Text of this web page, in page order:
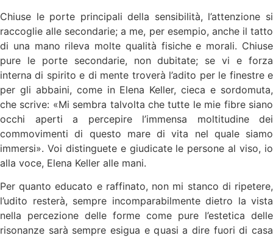
Chiuse le porte principali della sensibilità, l’attenzione si
raccoglie alle secondarie; a me, per esempio, anche il tatto
di una mano rileva molte qualità fisiche e morali. Chiuse
pure le porte secondarie, non dubitate; se vi e forza
interna di spirito e di mente troverà l’adito per le finestre e
per gli abbaini, come in Elena Keller, cieca e sordomuta,
che scrive: «Mi sembra talvolta che tutte le mie fibre siano
occhi aperti a percepire l’immensa moltitudine dei
commovimenti di questo mare di vita nel quale siamo
immersi». Voi distinguete e giudicate le persone al viso, io
alla voce, Elena Keller alle mani.
Per quanto educato e raffinato, non mi stanco di ripetere,
l’udito resterà, sempre incomparabilmente dietro la vista
nella percezione delle forme come pure l’estetica delle
risonanze sarà sempre esigua e quasi a dire fuori di casa